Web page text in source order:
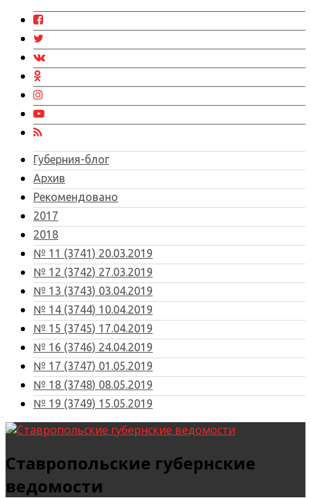
Губерния-блог
Архив
Рекомендовано
2017
2018
№ 11 (3741) 20.03.2019
№ 12 (3742) 27.03.2019
№ 13 (3743) 03.04.2019
№ 14 (3744) 10.04.2019
№ 15 (3745) 17.04.2019
№ 16 (3746) 24.04.2019
№ 17 (3747) 01.05.2019
№ 18 (3748) 08.05.2019
№ 19 (3749) 15.05.2019
Ставропольские губернские
ведомости